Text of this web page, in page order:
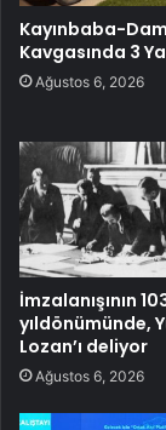
Kayınbaba-
Kavgasında 3
Ağustos 6, 2026
İmzalanışının
yıldönümünde,
Lozan’ı deliyor
Ağustos 6, 2026